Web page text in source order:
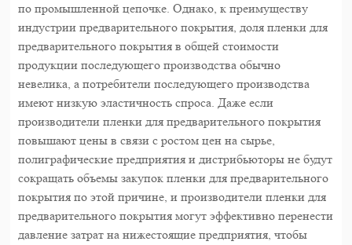
по промышленной цепочке. Однако, к преимуществу
индустрии предварительного покрытия, доля пленки для
предварительного покрытия в общей стоимости
продукции последующего производства обычно
невелика, а потребители последующего производства
имеют низкую эластичность спроса. Даже если
производители пленки для предварительного покрытия
повышают цены в связи с ростом цен на сырье,
полиграфические предприятия и дистрибьюторы не будут
сокращать объемы закупок пленки для предварительного
покрытия по этой причине, и производители пленки для
предварительного покрытия могут эффективно перенести
давление затрат на нижестоящие предприятия, чтобы